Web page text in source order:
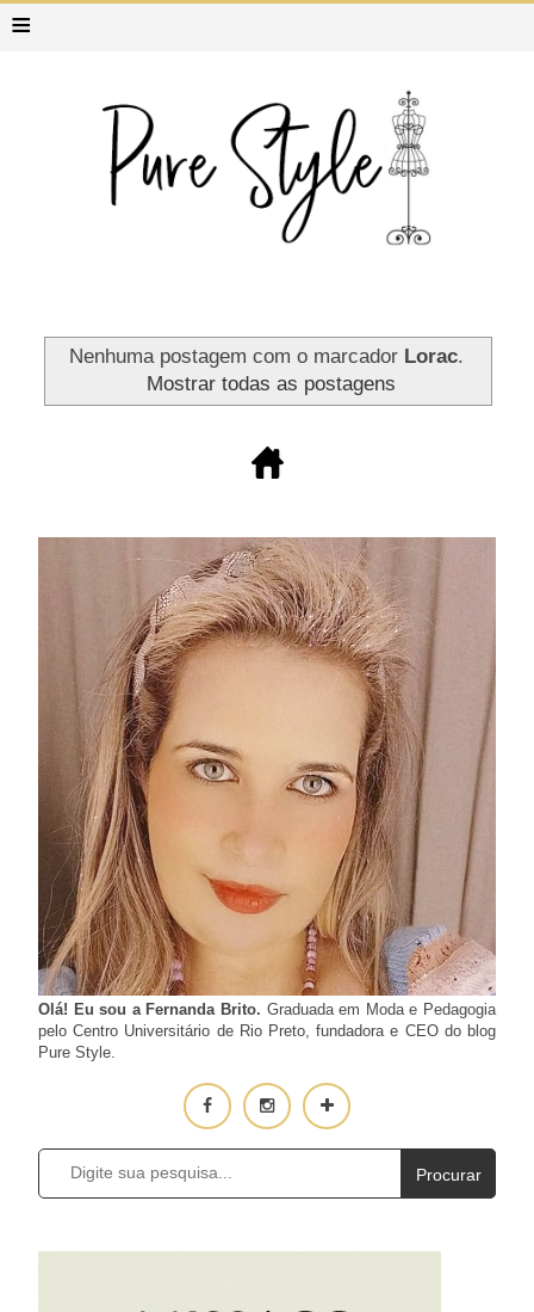
≡
Nenhuma postagem com o marcador Lorac.
Mostrar todas as postagens
Olá! Eu sou a Fernanda Brito. Graduada em Moda e Pedagogia
pelo Centro Universitário de Rio Preto, fundadora e CEO do blog
Pure Style.
Procurar